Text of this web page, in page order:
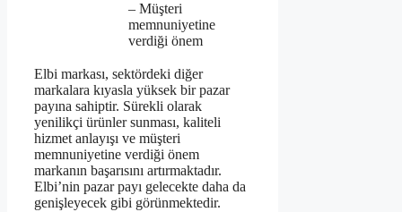
– Müşteri
memnuniyetine
verdiği önem
Elbi markası, sektördeki diğer
markalara kıyasla yüksek bir pazar
payına sahiptir. Sürekli olarak
yenilikçi ürünler sunması, kaliteli
hizmet anlayışı ve müşteri
memnuniyetine verdiği önem
markanın başarısını artırmaktadır.
Elbi’nin pazar payı gelecekte daha da
genişleyecek gibi görünmektedir.